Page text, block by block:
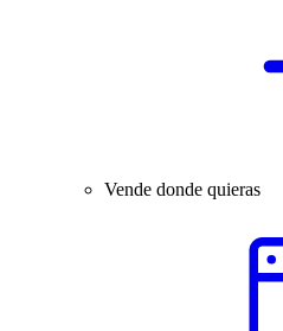
Vende donde quieras